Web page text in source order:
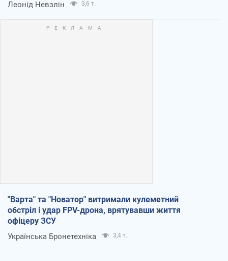
Леонід Невзлін 3,6 т.
"Варта" та "Новатор" витримали кулеметний
обстріл і удар FPV-дрона, врятувавши життя
офіцеру ЗСУ
Українська Бронетехніка 3,4 т.